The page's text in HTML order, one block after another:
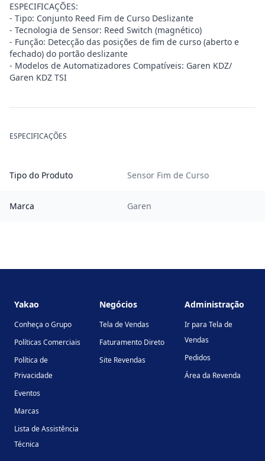
ESPECIFICAÇÕES:
- Tipo: Conjunto Reed Fim de Curso Deslizante
- Tecnologia de Sensor: Reed Switch (magnético)
- Função: Detecção das posições de fim de curso (aberto e
fechado) do portão deslizante
- Modelos de Automatizadores Compatíveis: Garen KDZ/
Garen KDZ TSI
ESPECIFICAÇÕES
Tipo do Produto Sensor Fim de Curso
Marca Garen
Yakao
Conheça o Grupo
Políticas Comerciais
Política de
Privacidade
Eventos
Marcas
Lista de Assistência
Técnica
Negócios
Tela de Vendas
Faturamento Direto
Site Revendas
Administração
Ir para Tela de
Vendas
Pedidos
Área da Revenda